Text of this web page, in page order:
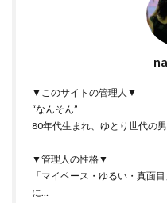
▼このサイトの管理人▼
“なんそん”
80年代生まれ、ゆとり世代の男
▼管理人の性格▼
「マイペース・ゆるい・真面
に…